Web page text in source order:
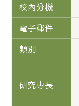
校內分機
電子郵件
類別
研究專長